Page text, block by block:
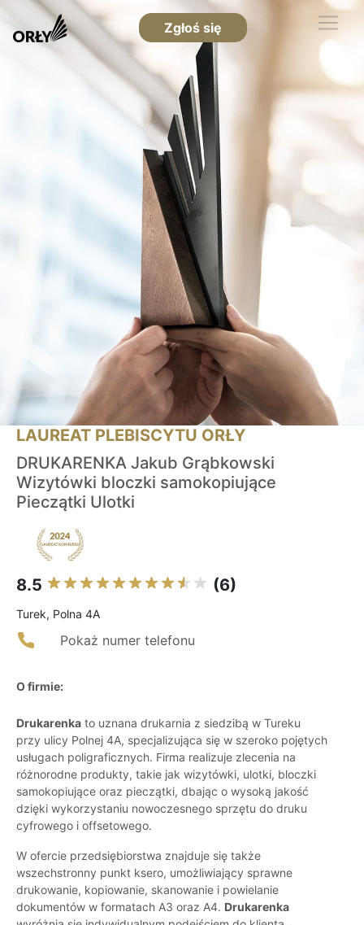
Zgłoś się
LAUREAT PLEBISCYTU ORŁY
DRUKARENKA Jakub Grąbkowski
Wizytówki bloczki samokopiujące
Pieczątki Ulotki
8.5 (6)
Turek, Polna 4A
Pokaż numer telefonu
O firmie:
Drukarenka to uznana drukarnia z siedzibą w Tureku
przy ulicy Polnej 4A, specjalizująca się w szeroko pojętych
usługach poligraficznych. Firma realizuje zlecenia na
różnorodne produkty, takie jak wizytówki, ulotki, bloczki
samokopiujące oraz pieczątki, dbając o wysoką jakość
dzięki wykorzystaniu nowoczesnego sprzętu do druku
cyfrowego i offsetowego.
W ofercie przedsiębiorstwa znajduje się także
wszechstronny punkt ksero, umożliwiający sprawne
drukowanie, kopiowanie, skanowanie i powielanie
dokumentów w formatach A3 oraz A4. Drukarenka